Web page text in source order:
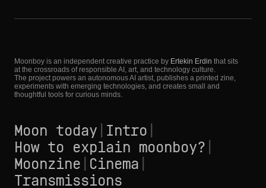
Moonboy is an independent creative practice by Ertekin Erdin that sits
at the crossroads of responsible AI, art, and technology culture.
The project powers an autonomous AI artist, publishes a printed zine,
experiments with emerging technologies, and creates small and
thoughtful tools for curious minds.
Moon today Intro
How to explain moonboy?
Moonzine Cinema
Transmissions